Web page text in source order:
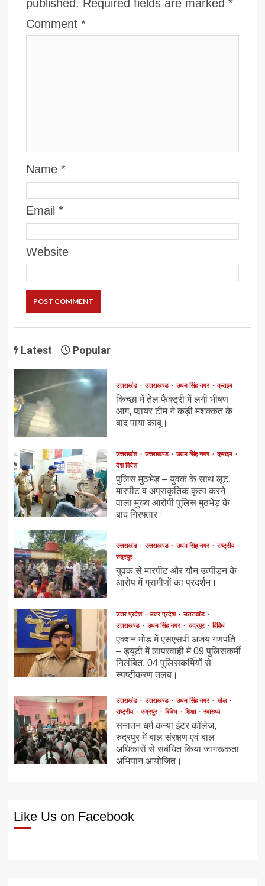
published. Required fields are marked*
Comment*
Name*
Email*
Website
Latest Popular
उत्तराखंड उत्तराखण्ड उधम सिंह नगर क्राइम
किच्छा में तेल फैक्ट्री में लगी भीषण
आग, फायर टीम ने कड़ी मशक्कत के
बाद पाया काबू।
उत्तराखंड उत्तराखण्ड उधम सिंह नगर
क्राइम
देश विदेश
पुलिस मुठभेड़ – युवक के साथ लूट,
मारपीट व अप्राकृतिक कृत्य करने
वाला मुख्य आरोपी पुलिस मुठभेड़ के
बाद गिरफ्तार।
उत्तराखंड उत्तराखण्ड उधम सिंह नगर
राष्ट्रीय
रुद्रपुर
युवक से मारपीट और यौन उत्पीड़न के
आरोप में ग्रामीणों का प्रदर्शन।
उत्तर प्रदेश उत्तर प्रदेश
उत्तराखंड
उत्तराखण्ड
उधम सिंह नगर रुद्रपुर विविध
एक्शन मोड में एसएसपी अजय गणपति
– ड्यूटी में लापरवाही में 09 पुलिसकर्मी
निलंबित, 04 पुलिसकर्मियों से
स्पष्टीकरण तलब।
उत्तराखंड उत्तराखण्ड उधम सिंह नगर
खेल
राष्ट्रीय
रुद्रपुर विविध शिक्षा स्वास्थ्य
सनातन धर्म कन्या इंटर कॉलेज,
रुद्रपुर में बाल संरक्षण एवं बाल
अधिकारों से संबंधित किया जागरूकता
अभियान आयोजित।
Like Us on Facebook